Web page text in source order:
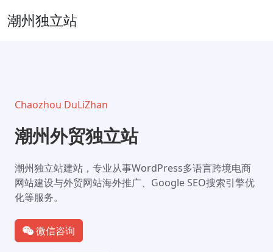
潮州独立站
Chaozhou DuLiZhan
潮州外贸独立站
潮州独立站建站，专业从事WordPress多语言跨境电商
网站建设与外贸网站海外推广、Google SEO搜索引擎优
化等服务。
微信咨询